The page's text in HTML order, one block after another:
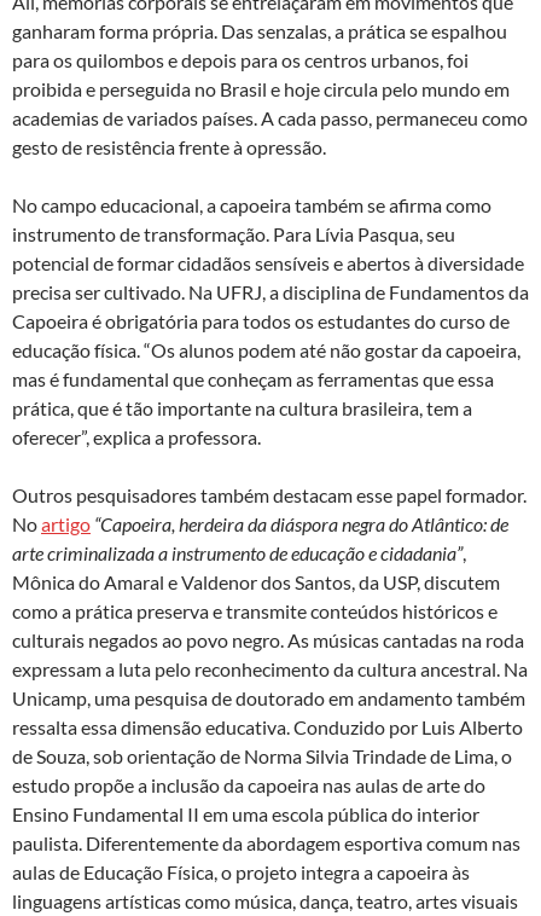
ganharam forma própria. Das senzalas, a prática se espalhou
para os quilombos e depois para os centros urbanos, foi
proibida e perseguida no Brasil e hoje circula pelo mundo em
academias de variados países. A cada passo, permaneceu como
gesto de resistência frente à opressão.
No campo educacional, a capoeira também se afirma como
instrumento de transformação. Para Lívia Pasqua, seu
potencial de formar cidadãos sensíveis e abertos à diversidade
precisa ser cultivado. Na UFRJ, a disciplina de Fundamentos da
Capoeira é obrigatória para todos os estudantes do curso de
educação física. “Os alunos podem até não gostar da capoeira,
mas é fundamental que conheçam as ferramentas que essa
prática, que é tão importante na cultura brasileira, tem a
oferecer”, explica a professora.
Outros pesquisadores também destacam esse papel formador.
Noartigo “Capoeira, herdeira da diáspora negra do Atlântico: de
arte criminalizada a instrumento de educação e cidadania”,
Mônica do Amaral e Valdenor dos Santos, da USP, discutem
como a prática preserva e transmite conteúdos históricos e
culturais negados ao povo negro. As músicas cantadas na roda
expressam a luta pelo reconhecimento da cultura ancestral. Na
Unicamp, uma pesquisa de doutorado em andamento também
ressalta essa dimensão educativa. Conduzido por Luis Alberto
de Souza, sob orientação de Norma Silvia Trindade de Lima, o
estudo propõe a inclusão da capoeira nas aulas de arte do
Ensino Fundamental II em uma escola pública do interior
paulista. Diferentemente da abordagem esportiva comum nas
aulas de Educação Física, o projeto integra a capoeira às
linguagens artísticas como música, dança, teatro, artes visuais